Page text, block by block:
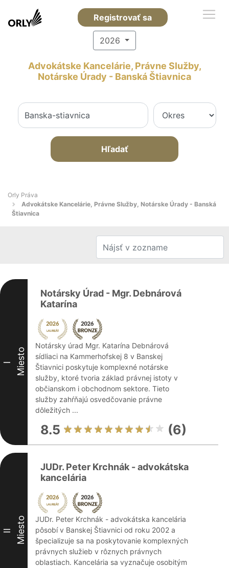
Registrovať sa
2026
Advokátske Kancelárie, Právne Služby,
Notárske Úrady - Banská Štiavnica
Hľadať
Orly Práva
Advokátske Kancelárie, Právne Služby, Notárske Úrady - Banská
Štiavnica
I Miesto
Notársky Úrad - Mgr. Debnárová
Katarína
Notársky úrad Mgr. Katarína Debnárová
sídliaci na Kammerhofskej 8 v Banskej
Štiavnici poskytuje komplexné notárske
služby, ktoré tvoria základ právnej istoty v
občianskom i obchodnom sektore. Tieto
služby zahŕňajú osvedčovanie právne
dôležitých ...
8.5 (6)
II Miesto
JUDr. Peter Krchnák - advokátska
kancelária
JUDr. Peter Krchnák - advokátska kancelária
pôsobí v Banskej Štiavnici od roku 2002 a
špecializuje sa na poskytovanie komplexných
právnych služieb v rôznych právnych
oblastiach. Kancelária sa vyznačuje osobitým